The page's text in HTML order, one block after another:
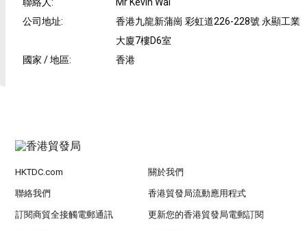
公司地址:
香港九龍新蒲崗 彩虹道226-228號 永顯工業
大廈7樓D6室
國家 / 地區: 香港
HKTDC.com 關於我們
聯絡我們 香港貿發局流動應用程式
訂閱商貿全接觸電郵通訊 更新您的香港貿發局電郵訂閱